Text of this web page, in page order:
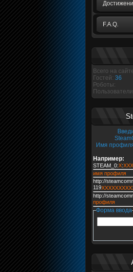
F.A.Q.
Всего на
Гостей: 36
Роботы:
Имя
Например:
STEAM_0:X:
имя профиля
http://
119
http://
профиля
Форма ввода